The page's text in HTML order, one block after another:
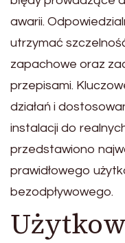
awarii.
utrzymać
zapachowe oraz
przepisami.
działań i
instalacji do
przedstawiono
prawidłowego
bezodpływowego.